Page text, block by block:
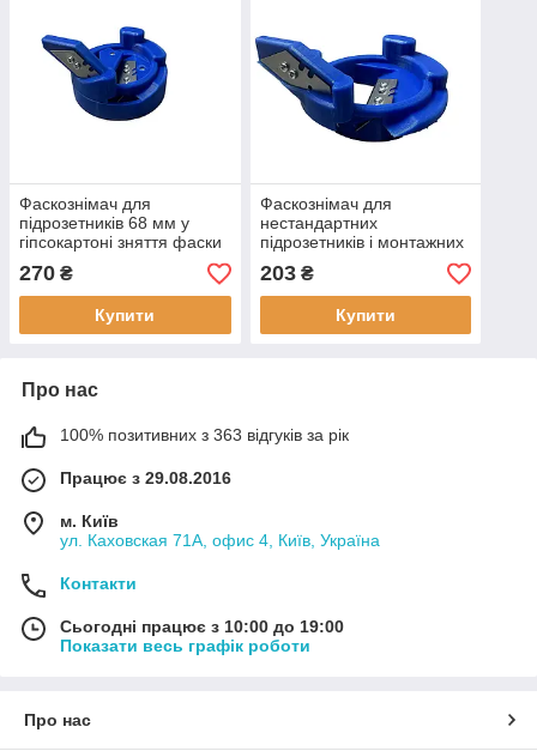
Фаскознімач для
підрозетників 68 мм у
гіпсокартоні зняття фаски
з чохлом для безпечного
зберігання
270 ₴
Купити
Фаскознімач для
нестандартних
підрозетників і монтажних
гіпсокартоні зняття фаски
203₴
Купити
Про нас
100% позитивних з 363 відгуків за рік
Працює з 29.08.2016
м. Київ
ул. Каховская 71А, офис 4, Київ, Україна
Контакти
Сьогодні працює з 10:00 до 19:00
Показати весь графік роботи
Про нас